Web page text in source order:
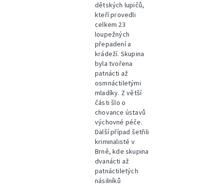
dětských lupičů,
kteří provedli
celkem 23
loupežných
přepadení a
krádeží. Skupina
byla tvořena
patnácti až
osmnáctiletými
mladíky. Z větší
části šlo o
chovance ústavů
výchovné péče.
Další případ šetřili
kriminalisté v
Brně, kde skupina
dvanácti až
patnáctiletých
násilníků